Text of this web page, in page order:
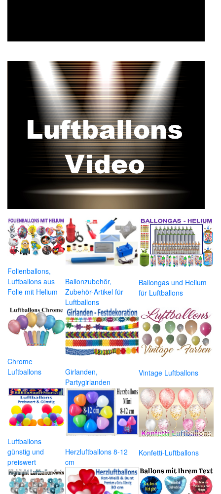
Folienballons,
Luftballons aus
Folie mit Helium
Ballonzubehör,
Zubehör-Artikel für
Luftballons
Ballongas und Helium
für Luftballons
Chrome
Luftballons
Girlanden,
Partygirlanden
Vintage Luftballons
Luftballons
günstig und
preiswert
Herzluftballons 8-12
cm
Konfetti-Luftballons